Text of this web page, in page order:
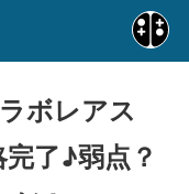
ボレアス
完了♪弱点？